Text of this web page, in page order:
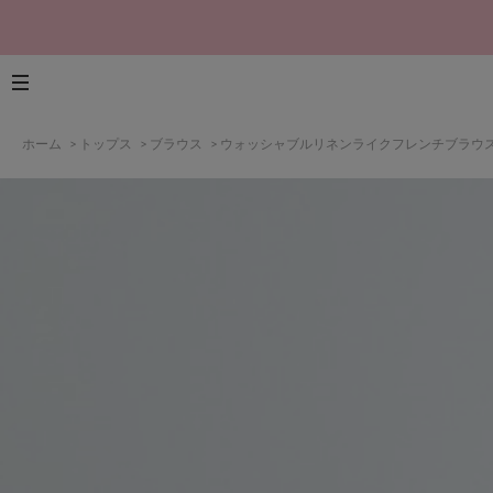
ホーム > トップス > ブラウス > ウォッシャブルリネンライクフレンチブラウ